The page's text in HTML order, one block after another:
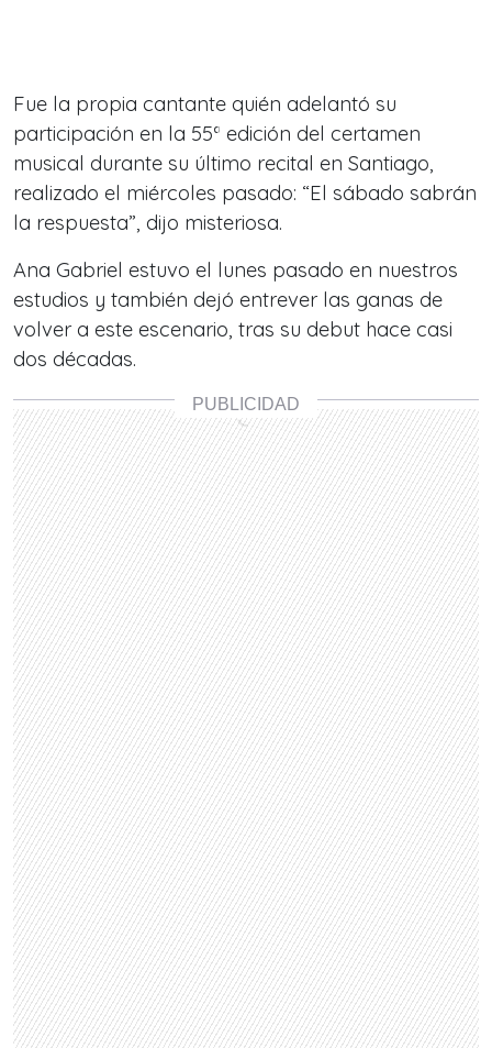
Fue la propia cantante quién adelantó su
participación en la 55ª edición del certamen
musical durante su último recital en Santiago,
realizado el miércoles pasado: “El sábado sabrán
la respuesta”, dijo misteriosa.
Ana Gabriel estuvo el lunes pasado en nuestros
estudios y también dejó entrever las ganas de
volver a este escenario, tras su debut hace casi
dos décadas.